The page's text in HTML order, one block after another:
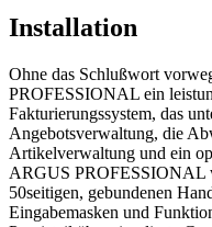
Installation
Ohne das Schlußwort
PROFESSIONAL ein
Fakturierungssystem, das
Angebotsverwaltung, die
Artikelverwaltung und ein
ARGUS PROFESSIONAL
50seitigen, gebundenen
Eingabemasken und